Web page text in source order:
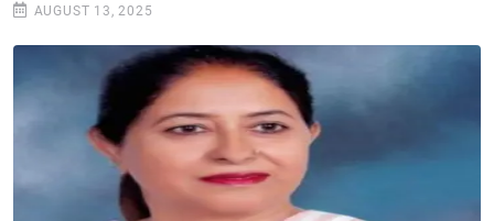
AUGUST 13, 2025